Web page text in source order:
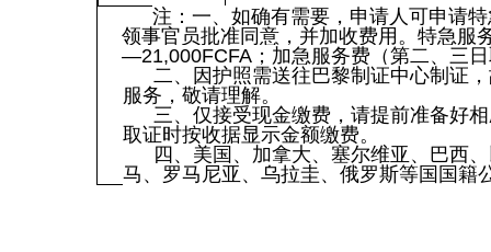
注：一、如确有需要，申请人可申请
领事官员批准同意，并加收费用。特急服
—21,000FCFA；加急服务费（第二、三
二、因护照需送往巴黎制证中心制证
服务，敬请理解。
三、仅接受现金缴费，请提前准备好
取证时按收据显示金额缴费。
四、美国、加拿大、塞尔维亚、巴西
马、罗马尼亚、乌拉圭、俄罗斯等国国籍